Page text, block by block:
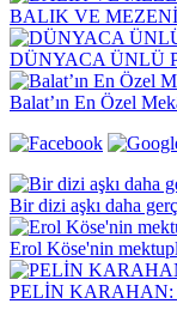
BALIK VE
DÜNYACA ÜNLÜ
Balat’ın En Özel
Bir dizi aşkı daha
Erol Köse'nin
PELİN